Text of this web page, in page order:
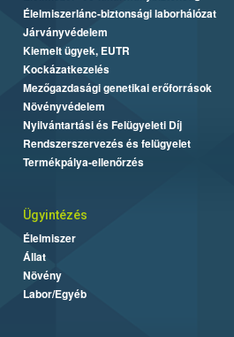
Élelmiszerlánc-biztonsági laborhálózat
Járványvédelem
Kiemelt ügyek, EUTR
Kockázatkezelés
Mezőgazdasági genetikai erőforrások
Növényvédelem
Nyilvántartási és Felügyeleti Díj
Rendszerszervezés és felügyelet
Termékpálya-ellenőrzés
Ügyintézés
Élelmiszer
Állat
Növény
Labor/Egyéb